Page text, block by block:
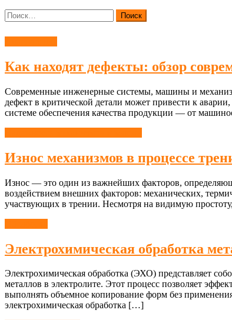
Найти:
Как находят дефекты: обзор
Современные инженерные системы, машины и
дефект в критической детали может привести к
системе обеспечения качества продукции — от
Износ механизмов в процессе
Износ — это один из важнейших факторов,
воздействием внешних факторов: механических,
участвующих в трении. Несмотря на видимую
Электрохимическая обработка
Электрохимическая обработка (ЭХО) представляет
металлов в электролите. Этот процесс позволяет
выполнять объемное копирование форм без
электрохимическая обработка […]